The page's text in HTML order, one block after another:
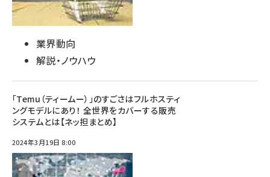
業界動向
解説・ノウハウ
「Temu（ティームー）」のすごさはフルホスティ
ングモデルにあり！ 全世界をカバーする販売
システムとは【ネッ担まとめ】
2024年3月19日 8:00